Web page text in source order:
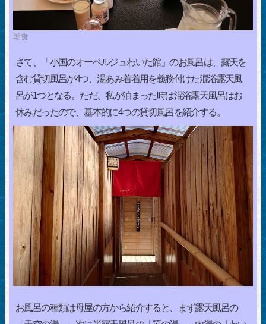
朝食
さて、「小国のオーベルジュわいた館」のお風呂は、露天を
含む貸切風呂が4つ、湯あみ着着用を義務付けた混浴露天風
呂が1つとなる。ただ、私が泊まった時は混浴露天風呂はお
休みだったので、基本的に4つの貸切風呂を紹介する。
お風呂の種類は母屋の方から紹介すると、まず露天風呂の